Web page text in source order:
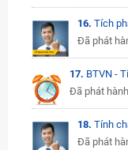
16. Tích
Đã phát
17. BTVN -
Đã phát
18. Tính
Đã phát